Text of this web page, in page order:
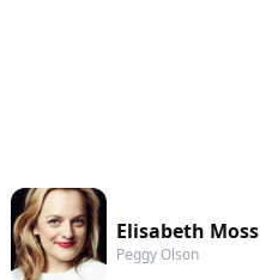
Elisabeth Moss
Peggy Olson